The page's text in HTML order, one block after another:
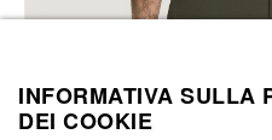
INFORMATIVA SULLA
DEI COOKIE